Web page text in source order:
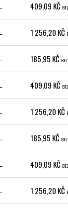
409,09 KČ
1 256,20 KČ
185,95 KČ
409,09 KČ
1 256,20 KČ
185,95 KČ
409,09 KČ
1 256,20 KČ